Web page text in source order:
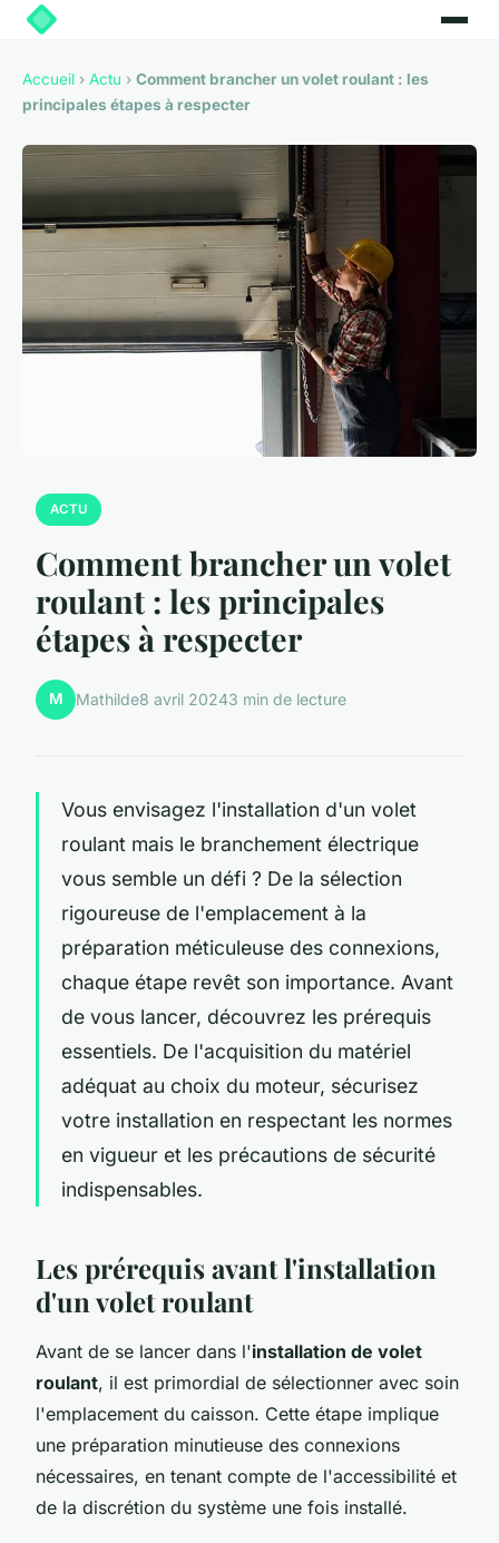
Accueil › Actu › Comment brancher un volet roulant : les
principales étapes à respecter
ACTU
Comment brancher un volet
roulant : les principales
étapes à respecter
M Mathilde8 avril 20243 min de lecture
Vous envisagez l'installation d'un volet
roulant mais le branchement électrique
vous semble un défi ? De la sélection
rigoureuse de l'emplacement à la
préparation méticuleuse des connexions,
chaque étape revêt son importance. Avant
de vous lancer, découvrez les prérequis
essentiels. De l'acquisition du matériel
adéquat au choix du moteur, sécurisez
votre installation en respectant les normes
en vigueur et les précautions de sécurité
indispensables.
Les prérequis avant l'installation
d'un volet roulant
Avant de se lancer dans l'installation de volet
roulant, il est primordial de sélectionner avec soin
l'emplacement du caisson. Cette étape implique
une préparation minutieuse des connexions
nécessaires, en tenant compte de l'accessibilité et
de la discrétion du système une fois installé.